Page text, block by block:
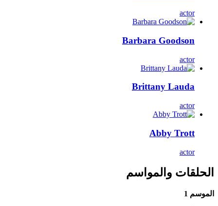
actor
Barbara Goodson
actor
Brittany Lauda
actor
Abby Trott
actor
الحلقات والمواسم
الموسم 1